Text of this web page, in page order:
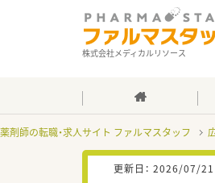
株式会社メディカルリソース
薬剤師の転職・求人サイト ファルマスタッフ
更新日： 2026/07/21